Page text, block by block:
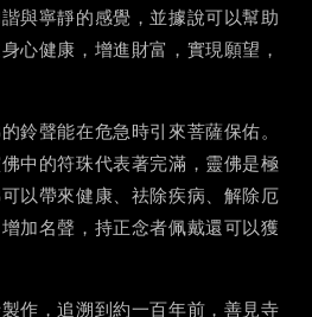
與寧靜的感覺，並據說可以幫助
心健康，增進財富，實現願望，
鈴聲能在危急時引來菩薩保佑。
中的符珠代表著完滿，靈佛是極
以帶來健康、祛除疾病、解除厄
加名聲，持正念者佩戴還可以獲
作，追溯到約一百年前，善見寺